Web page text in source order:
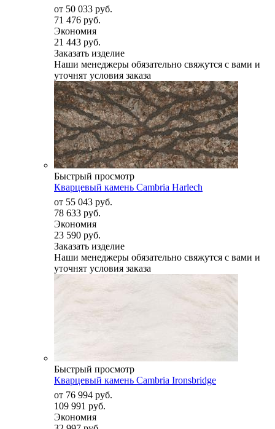
от 50 033 руб.
71 476 руб.
Экономия
21 443 руб.
Заказать изделие
Наши менеджеры обязательно свяжутся с вами и
уточнят условия заказа
Быстрый просмотр
Кварцевый камень Cambria Harlech
от 55 043 руб.
78 633 руб.
Экономия
23 590 руб.
Заказать изделие
Наши менеджеры обязательно свяжутся с вами и
уточнят условия заказа
Быстрый просмотр
Кварцевый камень Cambria Ironsbridge
от 76 994 руб.
109 991 руб.
Экономия